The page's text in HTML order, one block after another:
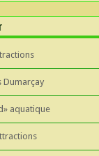
Dumarçay
aquatique